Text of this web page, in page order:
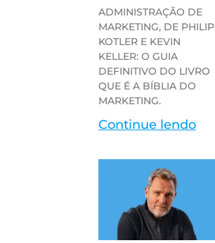
ADMINISTRAÇÃO DE
MARKETING, DE PHILIP
KOTLER E KEVIN
KELLER: O GUIA
DEFINITIVO DO LIVRO
QUE É A BÍBLIA DO
MARKETING.
Continue lendo